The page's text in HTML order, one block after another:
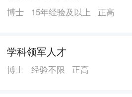
单位、国家卫计委病理远程会诊
痨协会科研转化基地、北京结核
结核新药耐药监测项目点、急性
博士 15年经验及以上 正高
学科领军人才
博士 经验不限 正高